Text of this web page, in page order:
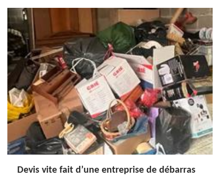
Devis vite fait d’une entreprise de débarras